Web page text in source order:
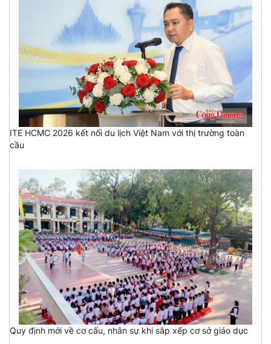
ITE HCMC 2026 kết nối du lịch Việt Nam với thị trường toàn
cầu
Quy định mới về cơ cấu, nhân sự khi sắp xếp cơ sở giáo dục